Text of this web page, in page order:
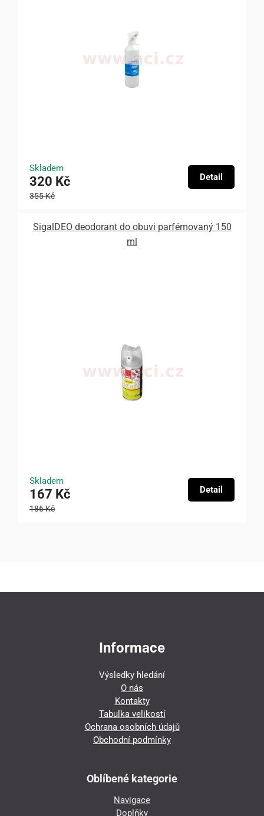
Skladem
320 Kč
355 Kč
Detail
SigalDEO deodorant do obuvi parfémovaný 150
ml
Skladem
167 Kč
186 Kč
Detail
Informace
Výsledky hledání
O nás
Kontakty
Tabulka velikostí
Ochrana osobních údajů
Obchodní podmínky
Oblíbené kategorie
Navigace
Doplňky